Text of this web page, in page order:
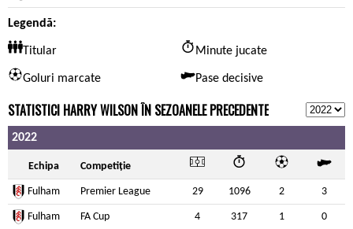
Legendă:
Titular Minute jucate
Goluri marcate Pase decisive
STATISTICI HARRY WILSON ÎN SEZOANELE PRECEDENTE
2022
Echipa Competiție
Fulham Premier League 29 1096 2 3
Fulham FA Cup 4 317 1 0